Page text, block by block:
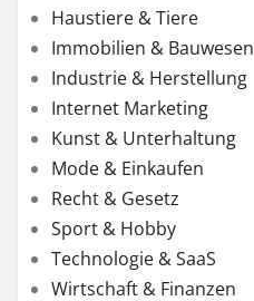
Haustiere & Tiere
Immobilien & Bauwesen
Industrie & Herstellung
Internet Marketing
Kunst & Unterhaltung
Mode & Einkaufen
Recht & Gesetz
Sport & Hobby
Technologie & SaaS
Wirtschaft & Finanzen